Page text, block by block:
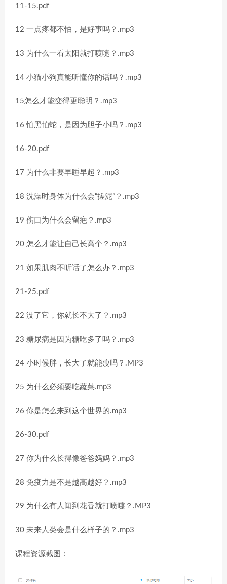
11-15.pdf
12 一点疼都不怕，是好事吗？.mp3
13 为什么一看太阳就打喷嚏？.mp3
14 小猫小狗真能听懂你的话吗？.mp3
15怎么才能变得更聪明？.mp3
16 怕黑怕蛇，是因为胆子小吗？.mp3
16-20.pdf
17 为什么非要早睡早起？.mp3
18 洗澡时身体为什么会“搓泥”？.mp3
19 伤口为什么会留疤？.mp3
20 怎么才能让自己长高个？.mp3
21 如果肌肉不听话了怎么办？.mp3
21-25.pdf
22 没了它，你就长不大了？.mp3
23 糖尿病是因为糖吃多了吗？.mp3
24 小时候胖，长大了就能瘦吗？.MP3
25 为什么必须要吃蔬菜.mp3
26 你是怎么来到这个世界的.mp3
26-30.pdf
27 你为什么长得像爸爸妈妈？.mp3
28 免疫力是不是越高越好？.mp3
29 为什么有人闻到花香就打喷嚏？.MP3
30 未来人类会是什么样子的？.mp3
课程资源截图：